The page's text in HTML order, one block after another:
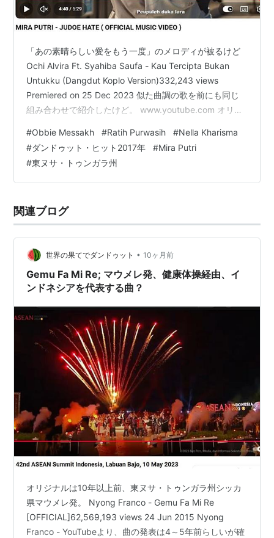
「あの素晴らしい愛をもう一度」のメロディが被るけど
Ochi Alvira Ft. Syahiba Saufa - Kau Tercipta Bukan
Untukku (Dangdut Koplo Version)332,243 views
Premiered on 25 Dec 2023 似た曲調の歌を前にも同じ
組み合わせで紹介したけど。 www.youtube.com オリジ
ー、ただし、次のビデオはいつ頃作ったものか不明。
1961年生まれというデータがほんとうなら、26歳ぐらい
のときの録音であるはず。 Ratih Purwa…
#Obbie Messakh #Ratih Purwasih #Nella Kharisma
#ダンドゥット・ヒット2017年 #Mira Putri
#東ヌサ・トゥンガラ州
関連ブログ
世界の果てでダンドゥット • 10ヶ月前
Gemu Fa Mi Re; マウメレ発、健康体操経由、イ
ンドネシアを代表する曲？
オリジナルは10年以上前、東ヌサ・トゥンガラ州シッカ
県マウメレ発。 Nyong Franco - Gemu Fa Mi Re
[OFFICIAL]62,569,193 views 24 Jun 2015 Nyong
Franco - YouTubeより、曲の発表は4～5年前らしいが確